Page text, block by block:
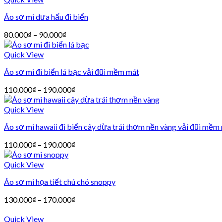
Áo sơ mi dưa hấu đi biển
80.000₫ – 90.000₫
Quick View
Áo sơ mi đi biển lá bạc vải đũi mềm mát
110.000₫ – 190.000₫
Quick View
Áo sơ mi hawaii đi biển cây dừa trái thơm nền vàng vải đũi mềm
110.000₫ – 190.000₫
Quick View
Áo sơ mi họa tiết chú chó snoppy
130.000₫ – 170.000₫
Quick View